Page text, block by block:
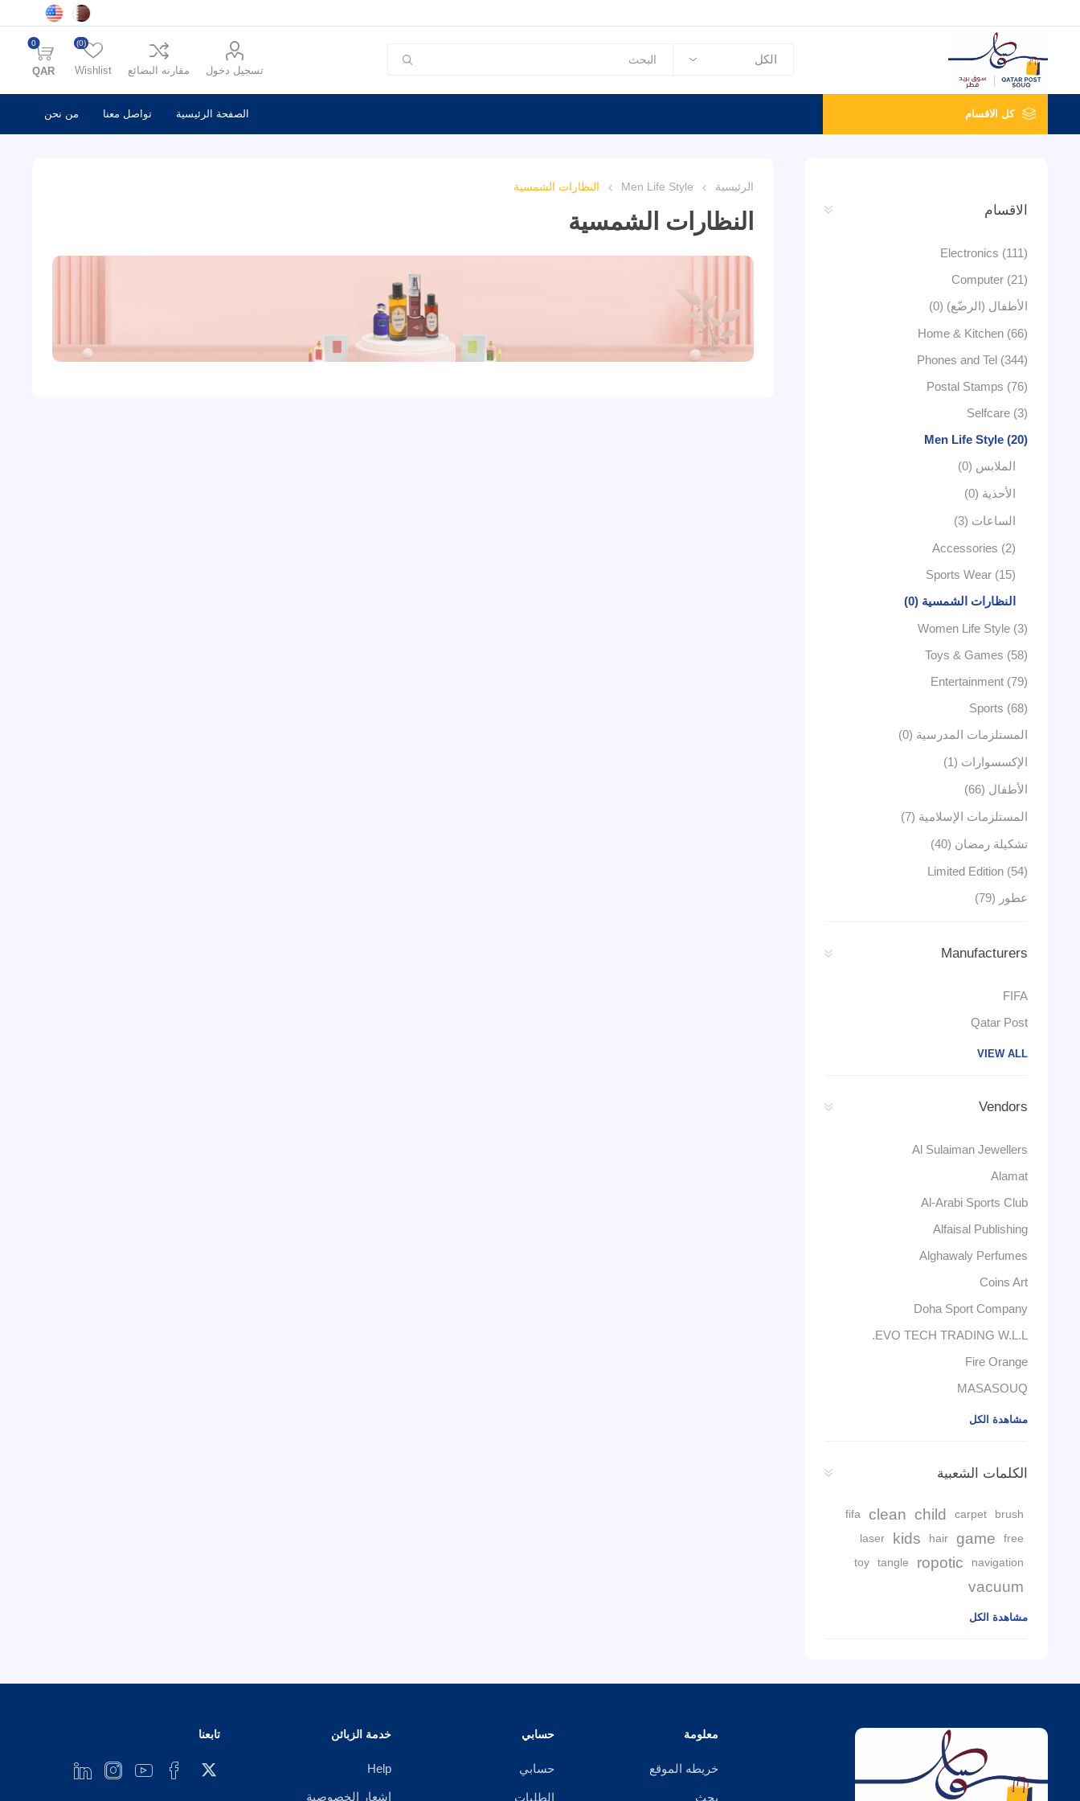
تسجيل دخول مقارنه البضائع Wishlist
(0)
0
QAR
كل الاقسام الصفحة الرئيسية تواصل معنا من نحن
الرئيسية Men Life Style النظارات الشمسية
النظارات الشمسية الاقسام
Electronics (111)
Computer (21)
الأطفال (الرضّع) (0)
Home & Kitchen (66)
Phones and Tel (344)
Postal Stamps (76)
Selfcare (3)
Men Life Style (20)
الملابس (0)
الأحذية (0)
الساعات (3)
Accessories (2)
Sports Wear (15)
النظارات الشمسية (0)
Women Life Style (3)
Toys & Games (58)
Entertainment (79)
Sports (68)
المستلزمات المدرسية (0)
الإكسسوارات (1)
الأطفال (66)
المستلزمات الإسلامية (7)
تشكيلة رمضان (40)
Limited Edition (54)
عطور (79)
Manufacturers
FIFA
Qatar Post
VIEW ALL
Vendors
Al Sulaiman Jewellers
Alamat
Al-Arabi Sports Club
Alfaisal Publishing
Alghawaly Perfumes
Coins Art
Doha Sport Company
EVO TECH TRADING W.L.L.
Fire Orange
MASASOUQ
مشاهدة الكل
الكلمات الشعبية
brush
carpet
child
clean
fifa
free
game
hair
kids
laser
navigation
ropotic
tangle
toy
vacuum
مشاهدة الكل
معلومة
خريطه الموقع
بحث
حسابي
حسابي
الطلبات
خدمة الزبائن
Help
إشعار الخصوصية
تابعنا